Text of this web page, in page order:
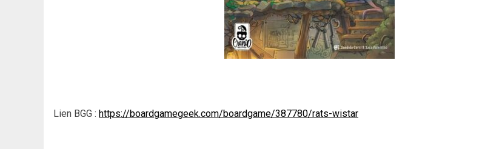
Lien BGG : https://boardgamegeek.com/boardgame/387780/rats-wistar